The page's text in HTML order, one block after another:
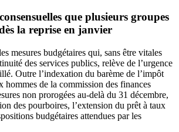
que plusieurs groupes
la reprise en janvier
mesures budgétaires qui, sans être vitales
des services publics, relève de l’urgence
Outre l’indexation du barème de l’impôt
hommes de la commission des finances
non prorogées au-delà du 31 décembre,
des pourboires, l’extension du prêt à taux
budgétaires attendues par les